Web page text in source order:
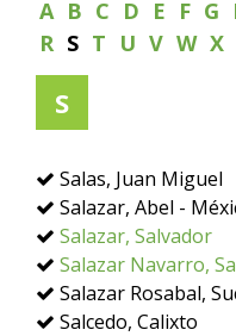
A B C D E F G
R S T U V W X
S
Salas, Juan Miguel
Salazar, Abel -
Salazar, Salvador
Salazar Navarro,
Salazar Rosabal,
Salcedo, Calixto